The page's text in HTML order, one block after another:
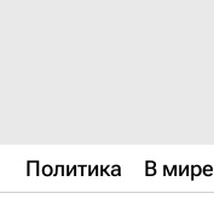
Политика В мире